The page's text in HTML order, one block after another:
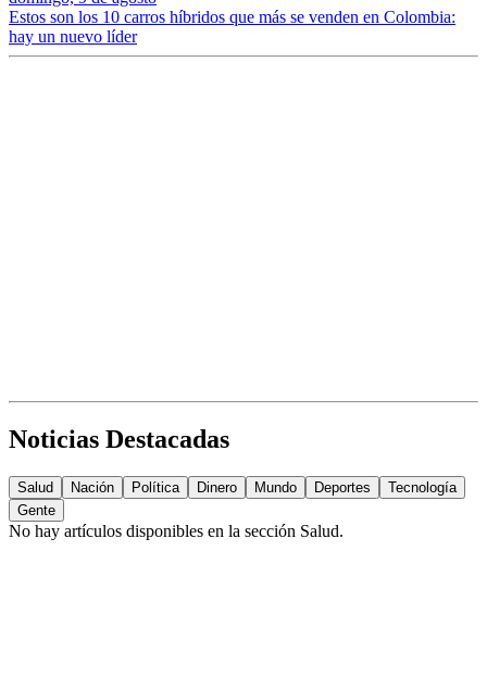
Estos son los 10 carros híbridos que más se venden en Colombia:
hay un nuevo líder
Noticias Destacadas
Salud Nación Política Dinero Mundo Deportes
Tecnología
Gente
No hay artículos disponibles en la sección Salud.